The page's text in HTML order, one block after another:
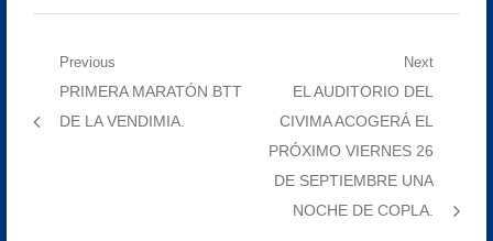
Navegación
Previous
Previous
post:
PRIMERA MARATÓN BTT
DE LA VENDIMIA.
Next
Next
post:
EL AUDITORIO DEL
CIVIMA ACOGERÁ EL
PRÓXIMO VIERNES 26
DE SEPTIEMBRE UNA
NOCHE DE COPLA.